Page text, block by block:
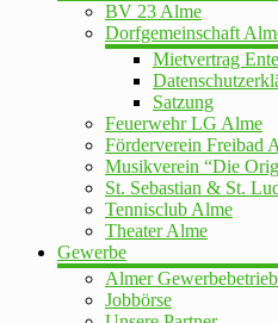
BV 23 Alme
Dorfgemeinschaft
Mietvertrag
Satzung
Feuerwehr LG Alme
Förderverein Freibad
Musikverein “Die
St. Sebastian & St.
Tennisclub Alme
Theater Alme
Gewerbe
Almer
Jobbörse